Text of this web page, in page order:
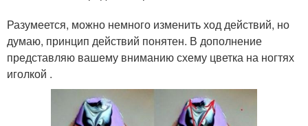
Разумеется, можно немного изменить ход действий, но
думаю, принцип действий понятен. В дополнение
представляю вашему вниманию схему цветка на ногтях
иголкой .